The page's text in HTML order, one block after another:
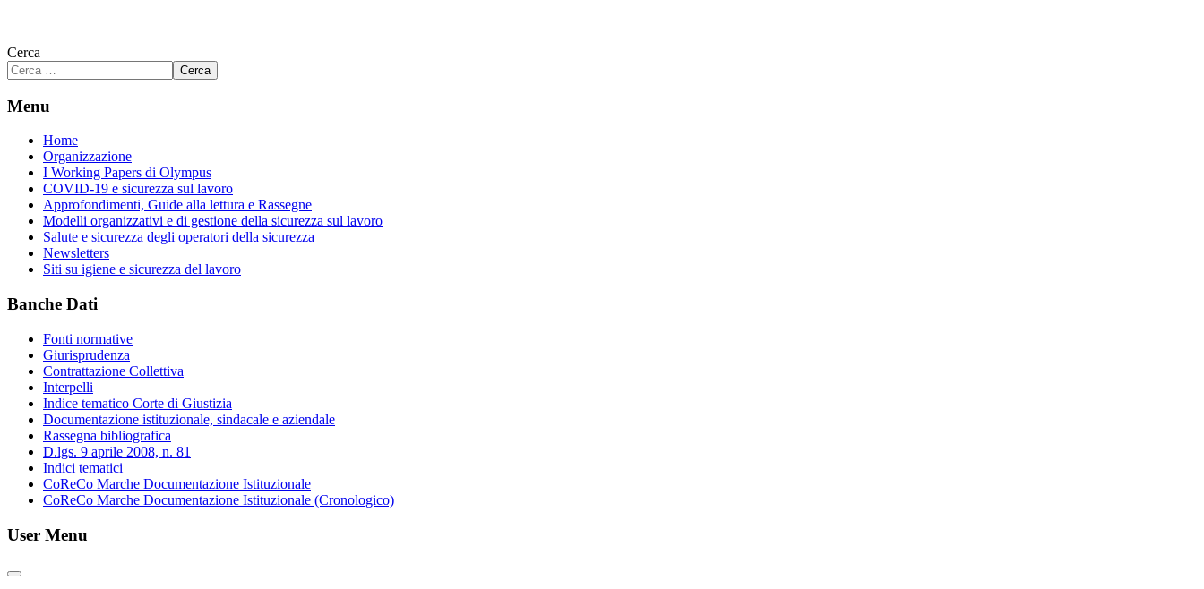
Cerca
Cerca
Menu
Home
Organizzazione
I Working Papers di Olympus
COVID-19 e sicurezza sul lavoro
Approfondimenti, Guide alla lettura e Rassegne
Modelli organizzativi e di gestione della sicurezza sul lavoro
Salute e sicurezza degli operatori della sicurezza
Newsletters
Siti su igiene e sicurezza del lavoro
Banche Dati
Fonti normative
Giurisprudenza
Contrattazione Collettiva
Interpelli
Indice tematico Corte di Giustizia
Documentazione istituzionale, sindacale e aziendale
Rassegna bibliografica
D.lgs. 9 aprile 2008, n. 81
Indici tematici
CoReCo Marche Documentazione Istituzionale
CoReCo Marche Documentazione Istituzionale (Cronologico)
User Menu